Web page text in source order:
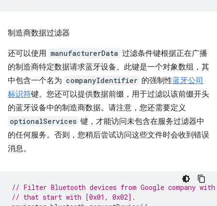
制造商数据过滤器
还可以使用 manufacturerData 过滤条件键根据正在广播
的制造商特定数据请求蓝牙设备。此键是一个对象数组，其
中包含一个名为 companyIdentifier 的强制性蓝牙公司
标识符键。您还可以提供数据前缀，用于过滤以该前缀开头
的蓝牙设备中的制造商数据。请注意，您还需要定义
optionalServices 键，才能访问未包含在服务过滤器中
的任何服务。否则，您稍后尝试访问这些文件时会收到错误
消息。
// Filter Bluetooth devices from Google company
// that start with [0x01, 0x02].